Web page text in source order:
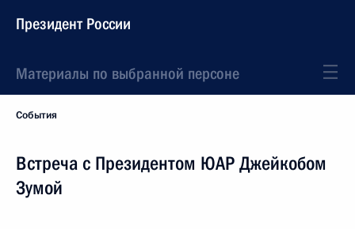
Президент России
Материалы по выбранной персоне
События
Встреча с Президентом ЮАР Джейкобом
Зумой